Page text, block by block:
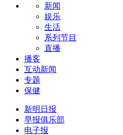
新闻
娱乐
生活
系列节目
直播
播客
互动新闻
专题
保健
新明日报
早报俱乐部
电子报